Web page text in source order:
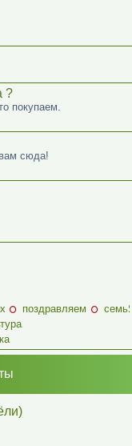
?
покупаем.
сюда!
поздравляем